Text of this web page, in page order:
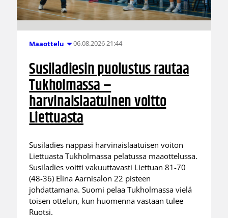
Maaottelu 06.08.2026 21:44
Susiladiesin puolustus rautaa
Tukholmassa –
harvinaislaatuinen voitto
Liettuasta
Susiladies nappasi harvinaislaatuisen voiton
Liettuasta Tukholmassa pelatussa maaottelussa.
Susiladies voitti vakuuttavasti Liettuan 81-70
(48-36) Elina Aarnisalon 22 pisteen
johdattamana. Suomi pelaa Tukholmassa vielä
toisen ottelun, kun huomenna vastaan tulee
Ruotsi.